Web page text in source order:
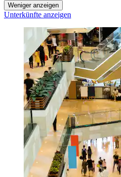
Weniger anzeigen
Unterkünfte anzeigen